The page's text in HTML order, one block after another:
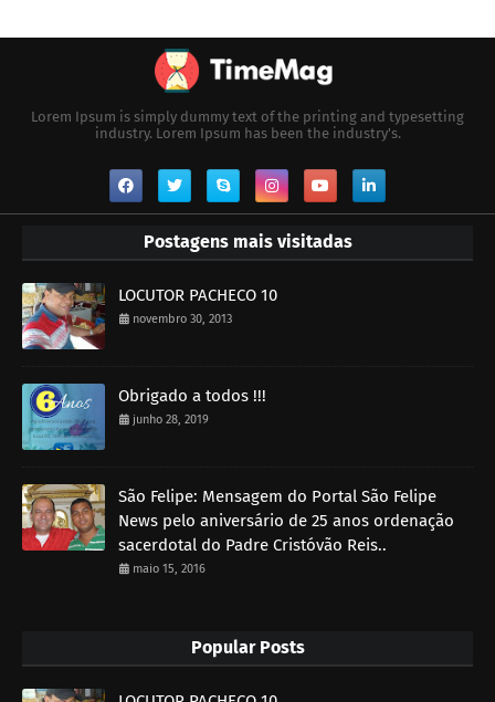
Lorem Ipsum is simply dummy text of the printing and typesetting
industry. Lorem Ipsum has been the industry's.
Postagens mais visitadas
LOCUTOR PACHECO 10
novembro 30, 2013
Obrigado a todos !!!
junho 28, 2019
São Felipe: Mensagem do Portal São Felipe
News pelo aniversário de 25 anos ordenação
sacerdotal do Padre Cristóvão Reis..
maio 15, 2016
Popular Posts